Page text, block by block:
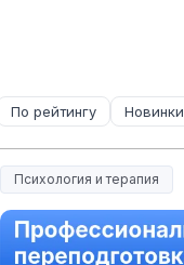
По рейтингу Новинки
Психология и терапия